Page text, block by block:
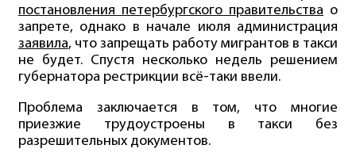
постановления петербургского правительства о
запрете, однако в начале июля администрация
заявила, что запрещать работу мигрантов в такси
не будет. Спустя несколько недель решением
губернатора рестрикции всё-таки ввели.
Проблема заключается в том, что многие
приезжие трудоустроены в такси без
разрешительных документов.